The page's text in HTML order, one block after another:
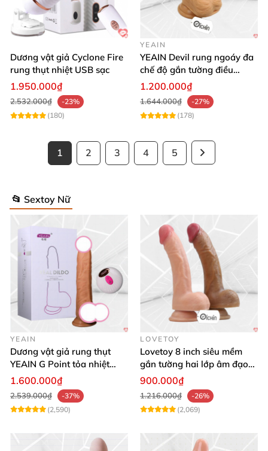
Dương vật giả Cyclone Fire
rung thụt nhiệt USB sạc
1.950.000₫
2.532.000₫
-23%
(180)
YEAIN
YEAIN Devil rung ngoáy đa
chế độ gắn tường điều
khiển từ xa tiện lợi
1.200.000₫
1.644.000₫
-27%
(178)
1 2 3 4 5
📂 Sextoy Nữ
YEAIN
Dương vật giả rung thụt
YEAIN G Point tỏa nhiệt
điều khiển từ xa
1.600.000₫
2.539.000₫
-37%
(2,590)
LOVETOY
Lovetoy 8 inch siêu mềm
gắn tường hai lớp âm đạo
giả chuẩn y tế
900.000₫
1.216.000₫
-26%
(2,069)